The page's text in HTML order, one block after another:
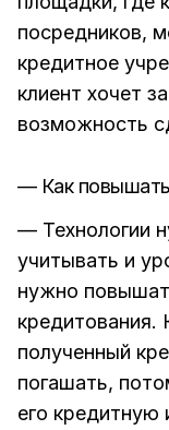
посредников,
кредитное
клиент хочет
возможность
— Как повышать
— Технологии
учитывать и
нужно
кредитования.
полученный
погашать,
его кредитную